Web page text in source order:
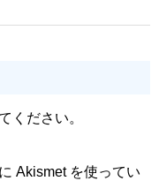
ください。
Akismet を使ってい